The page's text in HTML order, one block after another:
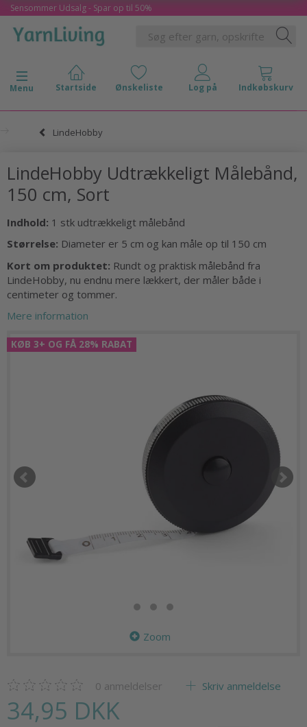
Sensommer Udsalg - Spar op til 50%
Skifte navigation
Menu
LindeHobby
LindeHobby Udtrækkeligt Målebånd,
150 cm, Sort
Indhold: 1 stk udtrækkeligt målebånd
Størrelse: Diameter er 5 cm og kan måle op til 150 cm
Kort om produktet: Rundt og praktisk målebånd fra
LindeHobby, nu endnu mere lækkert, der måler både i
centimeter og tommer.
Mere information
KØB 3+ OG FÅ 28% RABAT
Zoom
0 anmeldelser Skriv anmeldelse
34,95 DKK